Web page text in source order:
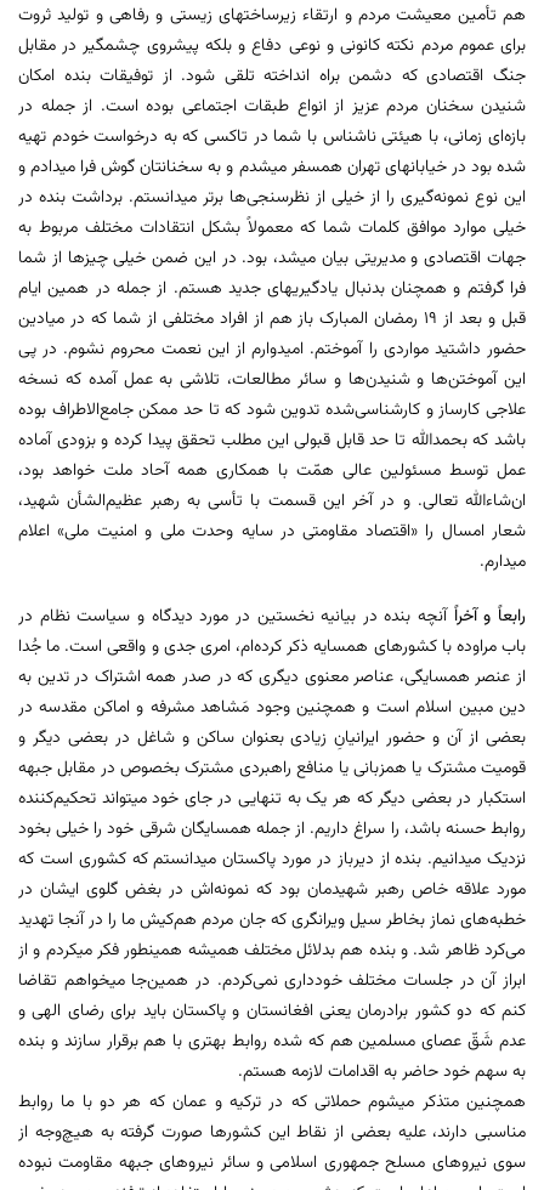
هم تأمین معیشت مردم و ارتقاء زیرساختهای زیستی و رفاهی و تولید ثروت
برای عموم مردم نکته کانونی و نوعی دفاع و بلکه پیشروی چشمگیر در مقابل
جنگ اقتصادی که دشمن براه انداخته تلقی شود. از توفیقات بنده امکان
شنیدن سخنان مردم عزیز از انواع طبقات اجتماعی بوده است. از جمله در
بازه‌ای زمانی، با هیئتی ناشناس با شما در تاکسی که به درخواست خودم تهیه
شده بود در خیابانهای تهران همسفر میشدم و به سخنانتان گوش فرا میدادم و
این نوع نمونه‌گیری را از خیلی از نظرسنجی‌ها برتر میدانستم. برداشت بنده در
خیلی موارد موافق کلمات شما که معمولاً بشکل انتقادات مختلف مربوط به
جهات اقتصادی و مدیریتی بیان میشد، بود. در این ضمن خیلی چیزها از شما
فرا گرفتم و همچنان بدنبال یادگیریهای جدید هستم. از جمله در همین ایام
قبل و بعد از ۱۹ رمضان المبارک باز هم از افراد مختلفی از شما که در میادین
حضور داشتید مواردی را آموختم. امیدوارم از این نعمت محروم نشوم. در پی
این آموختن‌ها و شنیدن‌ها و سائر مطالعات، تلاشی به عمل آمده که نسخه
علاجی کارساز و کارشناسی‌شده تدوین شود که تا حد ممکن جامع‌الاطراف بوده
باشد که بحمدالله تا حد قابل قبولی این مطلب تحقق پیدا کرده و بزودی آماده
عمل توسط مسئولین عالی همّت با همکاری همه آحاد ملت خواهد بود،
ان‌شاء‌الله تعالی. و در آخر این قسمت با تأسی به رهبر عظیم‌الشأن شهید،
شعار امسال را «اقتصاد مقاومتی در سایه وحدت ملی و امنیت ملی» اعلام
میدارم.
رابعاً و آخراً آنچه بنده در بیانیه نخستین در مورد دیدگاه و سیاست نظام در
باب مراوده با کشورهای همسایه ذکر کرده‌ام، امری جدی و واقعی است. ما جُدا
از عنصر همسایگی، عناصر معنوی دیگری که در صدر همه اشتراک در تدین به
دین مبین اسلام است و همچنین وجود مَشاهد مشرفه و اماکن مقدسه در
بعضی از آن و حضور ایرانیانِ زیادی بعنوان ساکن و شاغل در بعضی دیگر و
قومیت مشترک یا همزبانی یا منافع راهبردی مشترک بخصوص در مقابل جبهه
استکبار در بعضی دیگر که هر یک به تنهایی در جای خود میتواند تحکیم‌کننده
روابط حسنه باشد، را سراغ داریم. از جمله همسایگان شرقی خود را خیلی بخود
نزدیک میدانیم. بنده از دیرباز در مورد پاکستان میدانستم که کشوری است که
مورد علاقه خاص رهبر شهیدمان بود که نمونه‌اش در بغض گلوی ایشان در
خطبه‌های نماز بخاطر سیل ویرانگری که جان مردم هم‌کیش ما را در آنجا تهدید
می‌کرد ظاهر شد. و بنده هم بدلائل مختلف همیشه همینطور فکر میکردم و از
ابراز آن در جلسات مختلف خودداری نمی‌کردم. در همین‌جا میخواهم تقاضا
کنم که دو کشور برادرمان یعنی افغانستان و پاکستان باید برای رضای الهی و
عدم شَقّ عصای مسلمین هم که شده روابط بهتری با هم برقرار سازند و بنده
به سهم خود حاضر به اقدامات لازمه هستم.
همچنین متذکر میشوم حملاتی که در ترکیه و عمان که هر دو با ما روابط
مناسبی دارند، علیه بعضی از نقاط این کشورها صورت گرفته به هیچ‌وجه از
سوی نیروهای مسلح جمهوری اسلامی و سائر نیروهای جبهه مقاومت نبوده